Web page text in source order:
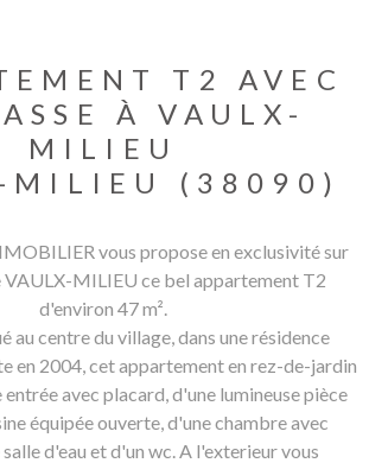
T2 AVEC
À VAULX-
MILIEU
MILIEU (38090)
vous propose en exclusivité sur
VAULX-MILIEU ce bel appartement T2
d'environ 47 m².
au centre du village, dans une résidence
en 2004, cet appartement en rez-de-jardin
avec placard, d'une lumineuse pièce
équipée ouverte, d'une chambre avec
d'eau et d'un wc. A l'exterieur vous